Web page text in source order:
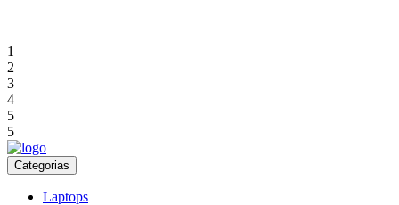
1
2
3
4
5
5
Categorias
Laptops